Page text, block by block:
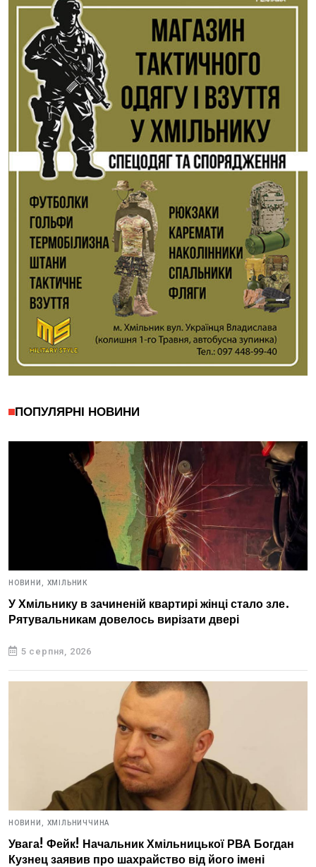
ПОПУЛЯРНІ НОВИНИ
НОВИНИ, ХМІЛЬНИК
У Хмільнику в зачиненій квартирі жінці стало зле.
Рятувальникам довелось вирізати двері
5 серпня, 2026
НОВИНИ, ХМІЛЬНИЧЧИНА
Увага! Фейк! Начальник Хмільницької РВА Богдан
Кузнец заявив про шахрайство від його імені